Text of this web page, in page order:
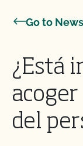
Go to News
¿Está
del